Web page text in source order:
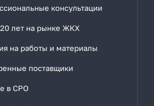
консультации
лет на рынке ЖКХ
на работы и материалы
поставщики
в СРО